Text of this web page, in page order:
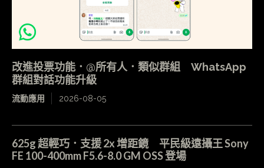
改進投票功能．@所有人．類似群組 WhatsApp
群組對話功能升級
流動應用 2026-08-05
625g 超輕巧．支援 2x 增距鏡 平民級遠攝王 Sony
FE 100-400mm F5.6-8.0 GM OSS 登場